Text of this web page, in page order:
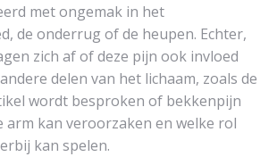
met ongemak in het
de onderrug of de heupen. Echter,
zich af of deze pijn ook invloed
delen van het lichaam, zoals de
wordt besproken of bekkenpijn
arm kan veroorzaken en welke rol
kan spelen.